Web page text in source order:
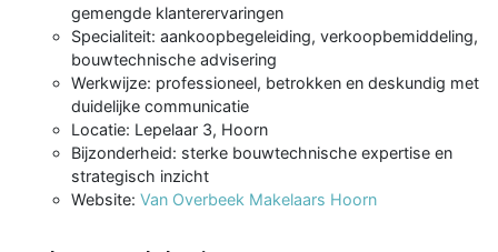
gemengde klanterervaringen
Specialiteit: aankoopbegeleiding, verkoopbemiddeling,
bouwtechnische advisering
Werkwijze: professioneel, betrokken en deskundig met
duidelijke communicatie
Locatie: Lepelaar 3, Hoorn
Bijzonderheid: sterke bouwtechnische expertise en
strategisch inzicht
Website: Van Overbeek Makelaars Hoorn